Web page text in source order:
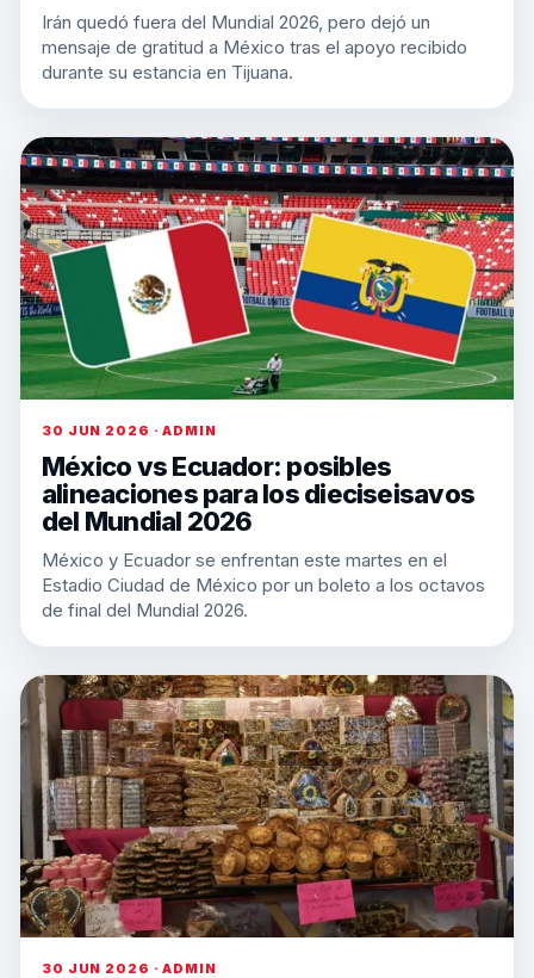
Irán quedó fuera del Mundial 2026, pero dejó un
mensaje de gratitud a México tras el apoyo recibido
durante su estancia en Tijuana.
30 JUN 2026 · ADMIN
México vs Ecuador: posibles
alineaciones para los dieciseisavos
del Mundial 2026
México y Ecuador se enfrentan este martes en el
Estadio Ciudad de México por un boleto a los octavos
de final del Mundial 2026.
30 JUN 2026 · ADMIN